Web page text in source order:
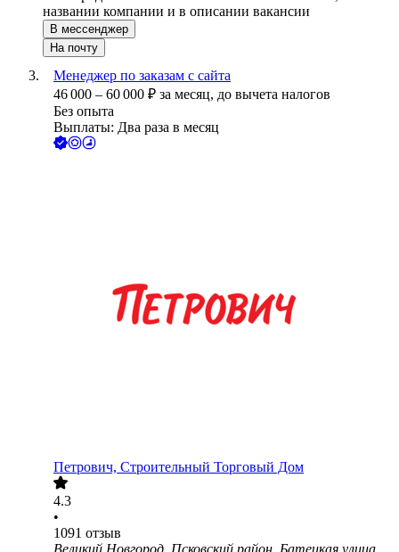
названии компании и в описании вакансии
В мессенджер
На почту
Менеджер по заказам с сайта
46 000 – 60 000 ₽ за месяц, до вычета налогов
Без опыта
Выплаты: Два раза в месяц
Петрович, Строительный Торговый Дом
4.3
•
1091 отзыв